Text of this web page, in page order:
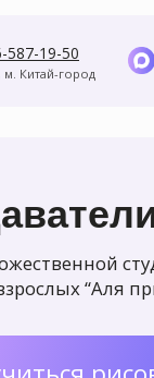
Курсы
“Аля прима”
рисовать